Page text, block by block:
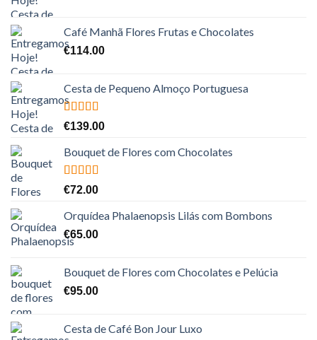
Café Manhã Flores Frutas e Chocolates
€114.00
Cesta de Pequeno Almoço Portuguesa
Avaliação
€139.00
Bouquet de Flores com Chocolates
Avaliação
€72.00
Orquídea Phalaenopsis Lilás com Bombons
€65.00
Bouquet de Flores com Chocolates e Pelúcia
€95.00
Cesta de Café Bon Jour Luxo